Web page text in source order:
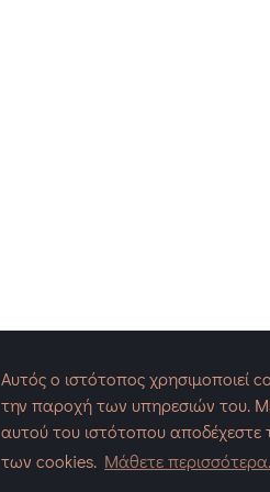
Αυτός ο ιστότοπος χρησιμοποιεί
την παροχή των υπηρεσιών του.
αυτού του ιστότοπου αποδέχεστε
των cookies. Μάθετε